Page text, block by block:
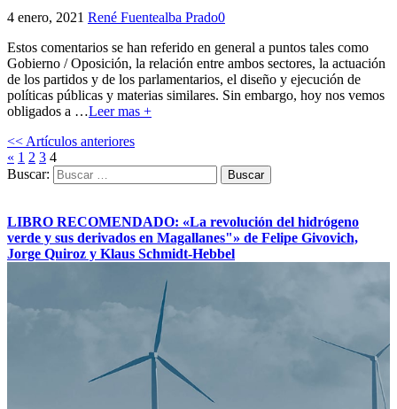
4 enero, 2021 René Fuentealba Prado0
Estos comentarios se han referido en general a puntos tales como
Gobierno / Oposición, la relación entre ambos sectores, la actuación
de los partidos y de los parlamentarios, el diseño y ejecución de
políticas públicas y materias similares. Sin embargo, hoy nos vemos
obligados a …Leer mas +
<< Artículos anteriores
« 1 2 3 4
Buscar:
LIBRO RECOMENDADO: «La revolución del hidrógeno
verde y sus derivados en Magallanes"» de Felipe Givovich,
Jorge Quiroz y Klaus Schmidt-Hebbel